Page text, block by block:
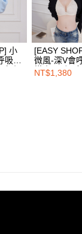
２．關於個人
https://
３．未成年的
「AFTEE先
任。
４．使用「
即時審查核
EASY SHOP
免運費
海外配送
🔎機能款式
❙ 最台味布
小
吸檸
鋼
[EASY
微風-深V會
檬小風扇罩
圈內衣-奶油
NT$1,380